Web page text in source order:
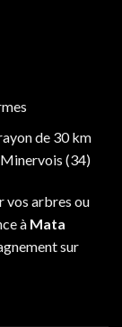
de 30 km
Minervois (34)
vos arbres ou
à Mata
sur